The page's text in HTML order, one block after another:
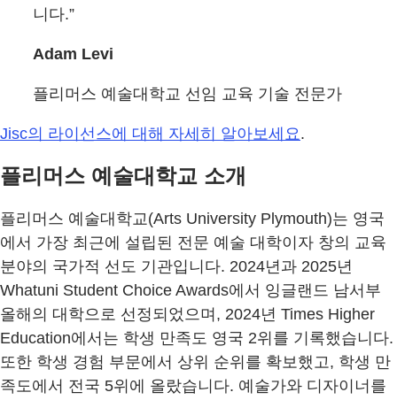
니다.”
Adam Levi
플리머스 예술대학교 선임 교육 기술 전문가
Jisc의 라이선스에 대해 자세히 알아보세요 .
플리머스 예술대학교 소개
플리머스 예술대학교(Arts University Plymouth)는 영국
에서 가장 최근에 설립된 전문 예술 대학이자 창의 교육
분야의 국가적 선도 기관입니다. 2024년과 2025년
Whatuni Student Choice Awards에서 잉글랜드 남서부
올해의 대학으로 선정되었으며, 2024년 Times Higher
Education에서는 학생 만족도 영국 2위를 기록했습니다.
또한 학생 경험 부문에서 상위 순위를 확보했고, 학생 만
족도에서 전국 5위에 올랐습니다. 예술가와 디자이너를